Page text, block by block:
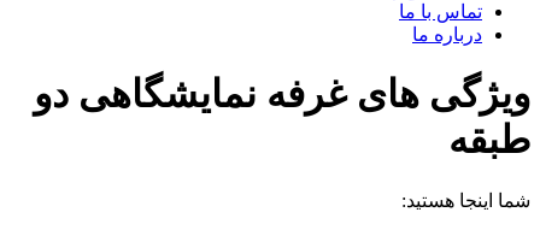
تماس با ما
درباره ما
ویژگی های غرفه نمایشگاهی دو
طبقه
شما اینجا هستید: